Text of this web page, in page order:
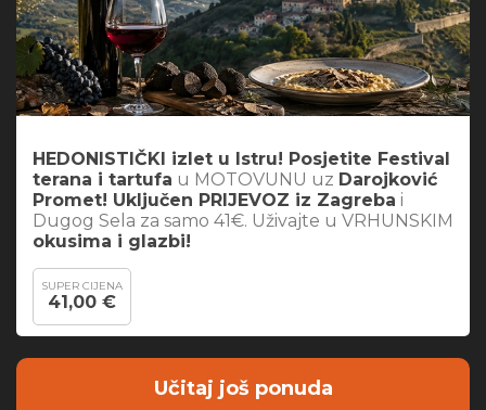
HEDONISTIČKI izlet u Istru! Posjetite Festival
terana i tartufa u MOTOVUNU uz Darojković
Promet! Uključen PRIJEVOZ iz Zagreba i
Dugog Sela za samo 41€. Uživajte u VRHUNSKIM
okusima i glazbi!
SUPER CIJENA
41,00 €
Učitaj još ponuda